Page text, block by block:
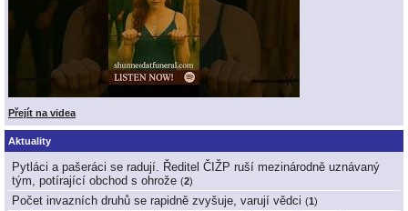
Přejít na videa
Aktuality
Pytláci a pašeráci se radují. Ředitel ČIŽP ruší mezinárodně uznávaný
tým, potírající obchod s ohrože (2)
Počet invazních druhů se rapidně zvyšuje, varují vědci (1 )